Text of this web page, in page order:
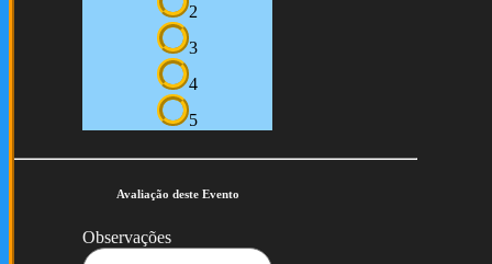
2
3
4
5
Avaliação deste Evento
Observações